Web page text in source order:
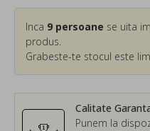
Calitate
Punem la
Inca 9 persoane se uita
produs.
Grabeste-te stocul este